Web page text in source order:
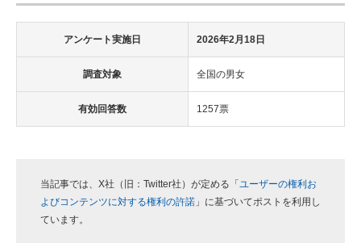
アンケート実施日 2026年2月18日
調査対象 全国の男女
有効回答数 1257票
当記事では、X社（旧：Twitter社）が定める「 ユーザーの権利お
よびコンテンツに対する権利の許諾 」に基づいてポストを利用し
ています。